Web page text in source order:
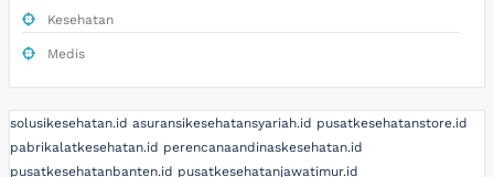
Kesehatan
Medis
solusikesehatan.id asuransikesehatansyariah.id pusatkesehatanstore.id
pabrikalatkesehatan.id perencanaandinaskesehatan.id
pusatkesehatanbanten.id pusatkesehatanjawatimur.id